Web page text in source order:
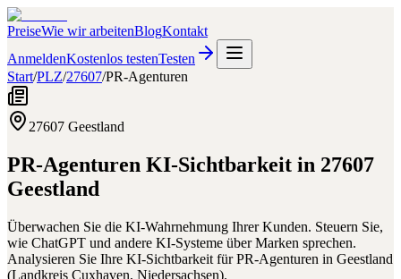
PreiseWie wir arbeitenBlogKontakt
AnmeldenKostenlos testenTesten
Start/PLZ/27607/PR-Agenturen
27607 Geestland
PR-Agenturen KI-Sichtbarkeit in 27607
Geestland
Überwachen Sie die KI-Wahrnehmung Ihrer Kunden. Steuern Sie,
wie ChatGPT und andere KI-Systeme über Marken sprechen.
Analysieren Sie Ihre KI-Sichtbarkeit fürPR-Agenturen in Geestland
(Landkreis Cuxhaven, Niedersachsen).